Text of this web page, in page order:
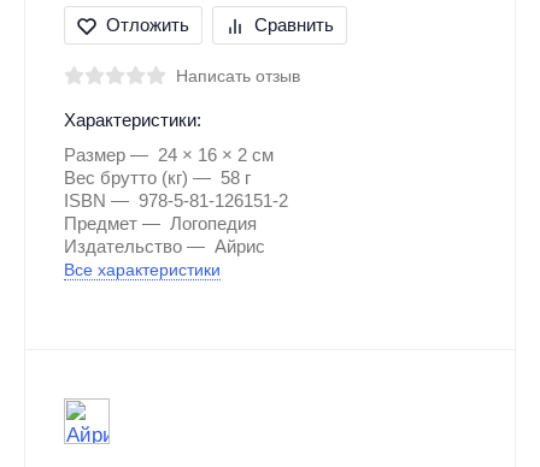
Отложить Сравнить
Написать отзыв
Характеристики:
Размер
24 × 16 × 2 см
Вес брутто (кг)
58 г
ISBN
978-5-81-126151-2
Предмет
Логопедия
Издательство
Айрис
Все характеристики